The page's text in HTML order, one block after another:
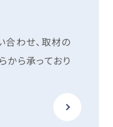
合わせ、取材の
から承っており